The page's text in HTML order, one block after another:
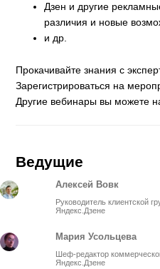
Дзен и другие
различия и новые
и др.
Прокачивайте знания с
Зарегистрироваться на
Другие вебинары вы можете
Ведущие
Алексей Вовк
Руководитель клиентской
Яндекс.Дзене
Мария Усольцева
Шеф-редактор
Яндекс.Дзене